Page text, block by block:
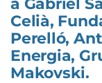
Celià,
Perelló,
Energia,
Makovski.